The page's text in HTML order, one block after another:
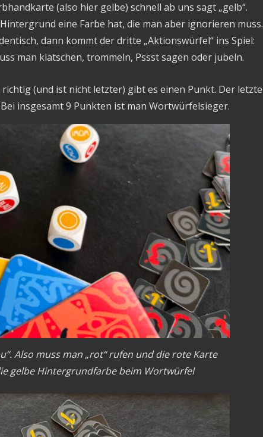
(also hier gelbe) schnell ab uns sagt „gelb“.
eine Farbe hat, die man aber ignorieren muss.
dann kommt der dritte „Aktionswürfel“ ins Spiel:
man klatschen, trommeln, Pssst sagen oder jubeln.
(und ist nicht letzter) gibt es einen Punkt. Der letzte
insgesamt 9 Punkten ist man Wortwürfelsieger.
Also muss man „rot“ rufen und die rote Karte
gelbe Hintergrundfarbe beim Wortwürfel